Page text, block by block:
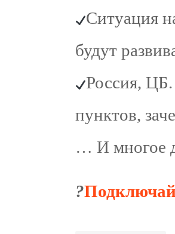
Ситуация
будут
Россия,
пунктов,
… И многое
?